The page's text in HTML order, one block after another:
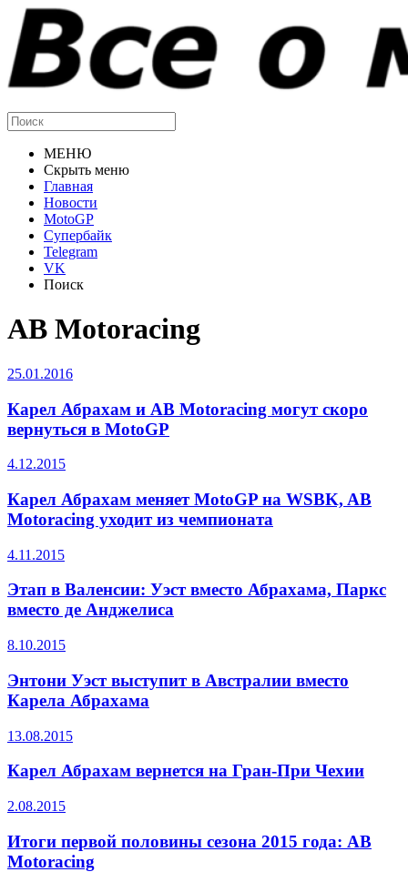
МЕНЮ
Скрыть меню
Главная
Новости
MotoGP
Супербайк
Telegram
VK
Поиск
AB Motoracing
25.01.2016
Карел Абрахам и AB Motoracing могут скоро
вернуться в MotoGP
4.12.2015
Карел Абрахам меняет MotoGP на WSBK, AB
Motoracing уходит из чемпионата
4.11.2015
Этап в Валенсии: Уэст вместо Абрахама, Паркс
вместо де Анджелиса
8.10.2015
Энтони Уэст выступит в Австралии вместо
Карела Абрахама
13.08.2015
Карел Абрахам вернется на Гран-При Чехии
2.08.2015
Итоги первой половины сезона 2015 года: AB
Motoracing